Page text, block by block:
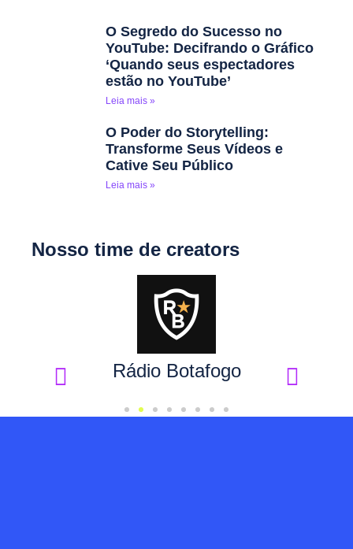
O Segredo do Sucesso no
YouTube: Decifrando o Gráfico
‘Quando seus espectadores
estão no YouTube’
Leia mais »
O Poder do Storytelling:
Transforme Seus Vídeos e
Cative Seu Público
Leia mais »
Nosso time de creators
Rádio Botafogo